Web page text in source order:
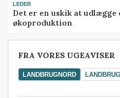
LEDER
Det er en uskik at
økoproduktion
FRA VORES UGEAVISER
LANDBRUGNORD